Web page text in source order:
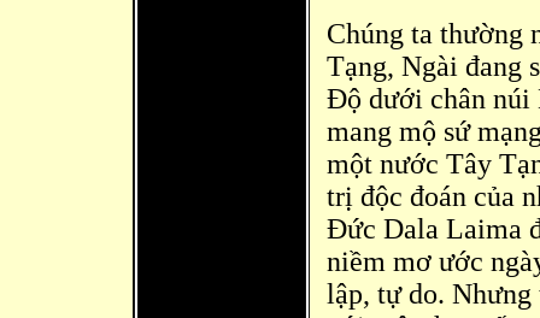
Chúng ta thường
Tạng, Ngài đang
Độ dưới chân núi
mang mộ sứ
một nước Tây
trị độc đoán của
Đức Dala Laima
niềm mơ ước
lập, tự do.